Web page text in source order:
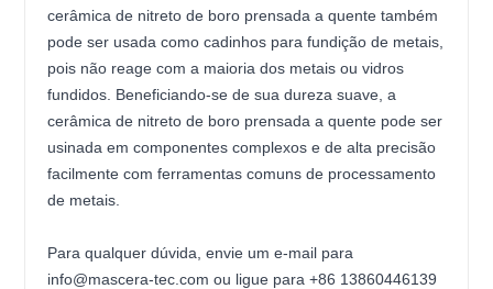
cerâmica de nitreto de boro prensada a quente também
pode ser usada como cadinhos para fundição de metais,
pois não reage com a maioria dos metais ou vidros
fundidos. Beneficiando-se de sua dureza suave, a
cerâmica de nitreto de boro prensada a quente pode ser
usinada em componentes complexos e de alta precisão
facilmente com ferramentas comuns de processamento
de metais.
Para qualquer dúvida, envie um e-mail para
info@mascera-tec.com ou ligue para +86 13860446139